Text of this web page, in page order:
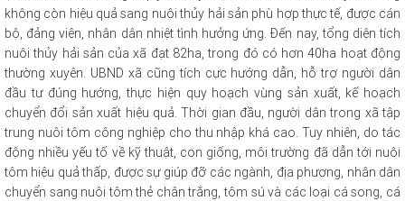
không còn hiệu quả sang nuôi thủy hải sản phù hợp thực tế, được cán
bộ, đảng viên, nhân dân nhiệt tình hưởng ứng. Đến nay, tổng diện tích
nuôi thủy hải sản của xã đạt 82ha, trong đó có hơn 40ha hoạt động
thường xuyên. UBND xã cũng tích cực hướng dẫn, hỗ trợ người dân
đầu tư đúng hướng, thực hiện quy hoạch vùng sản xuất, kế hoạch
chuyển đổi sản xuất hiệu quả. Thời gian đầu, người dân trong xã tập
trung nuôi tôm công nghiệp cho thu nhập khá cao. Tuy nhiên, do tác
động nhiều yếu tố về kỹ thuật, con giống, môi trường đã dẫn tới nuôi
tôm hiệu quả thấp, được sự giúp đỡ các ngành, địa phương, nhân dân
chuyển sang nuôi tôm thẻ chân trắng, tôm sú và các loại cá song, cá